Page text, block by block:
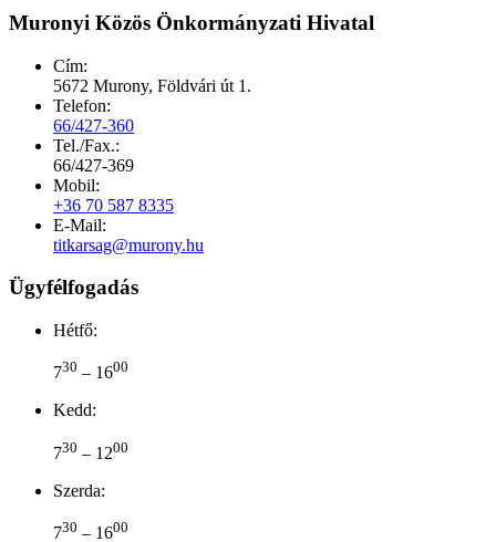
Muronyi Közös Önkormányzati Hivatal
Cím:
5672 Murony, Földvári út 1.
Telefon:
66/427-360
Tel./Fax.:
66/427-369
Mobil:
+36 70 587 8335
E-Mail:
titkarsag@murony.hu
Ügyfélfogadás
Hétfő:
730 – 1600
Kedd:
730 – 1200
Szerda:
730 – 1600